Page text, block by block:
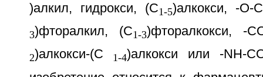
)алкил, гидрокси, (С1-5)алкокси, -O-
3)фторалкил, (C1-3)фторалкокси, -
2)алкокси-(С 1-4)алкокси или -NH-